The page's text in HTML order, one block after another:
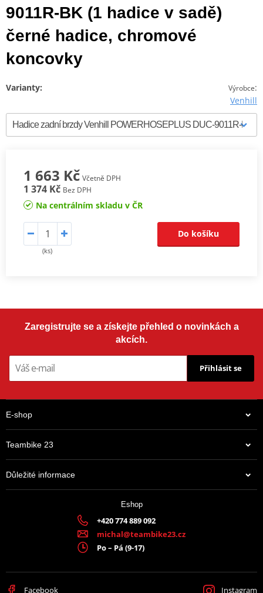
9011R-BK (1 hadice v sadě)
černé hadice, chromové
koncovky
Výrobce:
Venhill
Varianty:
1 663 Kč Včetně DPH
1 374 Kč Bez DPH
Na centrálním skladu v ČR
(ks)
Do košíku
Zaregistrujte se a získejte přehled o novinkách a
akcích.
Přihlásit se
E-shop
Teambike 23
Důležité informace
Eshop
+420 774 889 092
michal@teambike23.cz
Po – Pá (9-17)
Facebook Instagram